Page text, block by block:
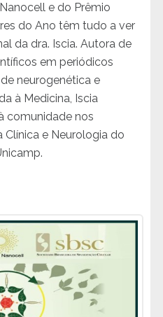
e do Prêmio
do Ano têm tudo a ver
da dra. Iscia. Autora de
em periódicos
neurogenética e
à Medicina, Iscia
comunidade nos
e Neurologia do